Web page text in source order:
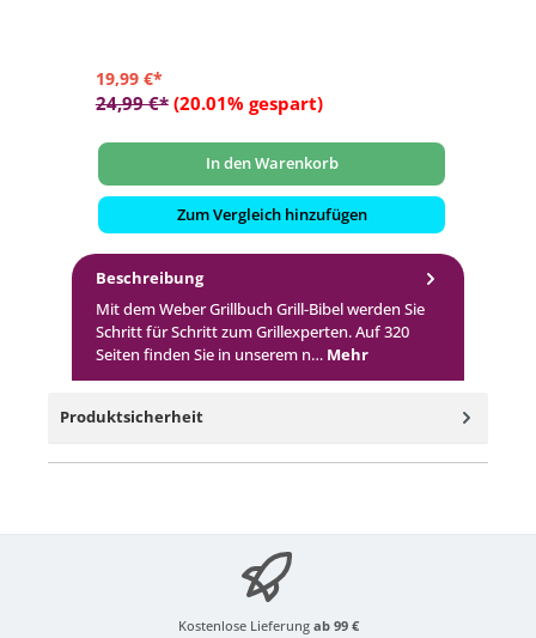
19,99 €*
24,99 €* (20.01% gespart)
In den Warenkorb
Zum Vergleich hinzufügen
Beschreibung
Mit dem Weber Grillbuch Grill-Bibel werden Sie
Schritt für Schritt zum Grillexperten. Auf 320
Seiten finden Sie in unserem n… Mehr
Produktsicherheit
Kostenlose Lieferung ab 99 €